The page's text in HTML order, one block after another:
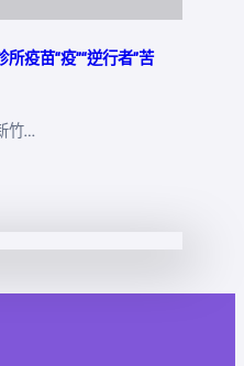
疫苗“疫”“逆行者”苦
竹…